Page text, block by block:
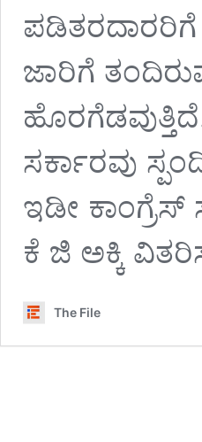
ಪಡಿತರದಾರರಿಗೆ
ಜಾರಿಗೆ
ಸರ್ಕಾರವು
ಇಡೀ
ಕೆ ಜಿ ಅಕ್ಕಿ
The File